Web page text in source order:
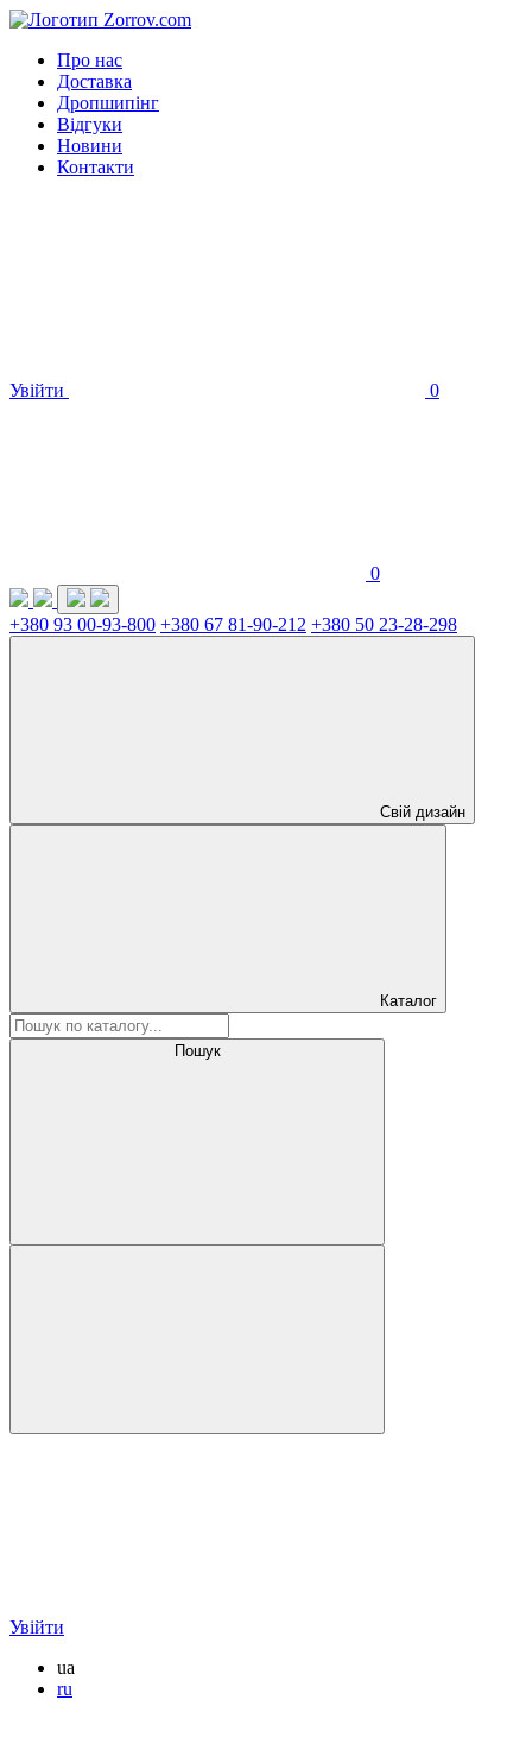
Про нас
Доставка
Дропшипінг
Відгуки
Новини
Контакти
Увійти 0
0
+380 93 00-93-800 +380 67 81-90-212 +380 50 23-28-298
Свій дизайн
Каталог
Пошук
Увійти
ua
ru